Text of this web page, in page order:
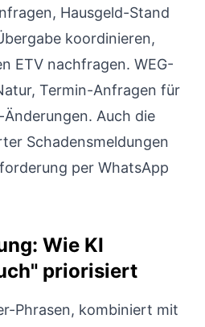
Hausgeld-Stand
koordinieren,
ETV nachfragen. WEG-
Termin-Anfragen für
Auch die
Schadensmeldungen
per WhatsApp
Wie KI
priorisiert
Phrasen, kombiniert mit